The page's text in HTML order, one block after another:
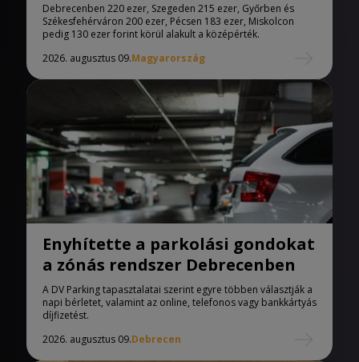
Debrecenben 220 ezer, Szegeden 215 ezer, Győrben és
Székesfehérváron 200 ezer, Pécsen 183 ezer, Miskolcon
pedig 130 ezer forint körül alakult a középérték.
2026. augusztus 09.Magyarország
Enyhítette a parkolási gondokat
a zónás rendszer Debrecenben
A DV Parking tapasztalatai szerint egyre többen választják a
napi bérletet, valamint az online, telefonos vagy bankkártyás
díjfizetést.
2026. augusztus 09.Debrecen